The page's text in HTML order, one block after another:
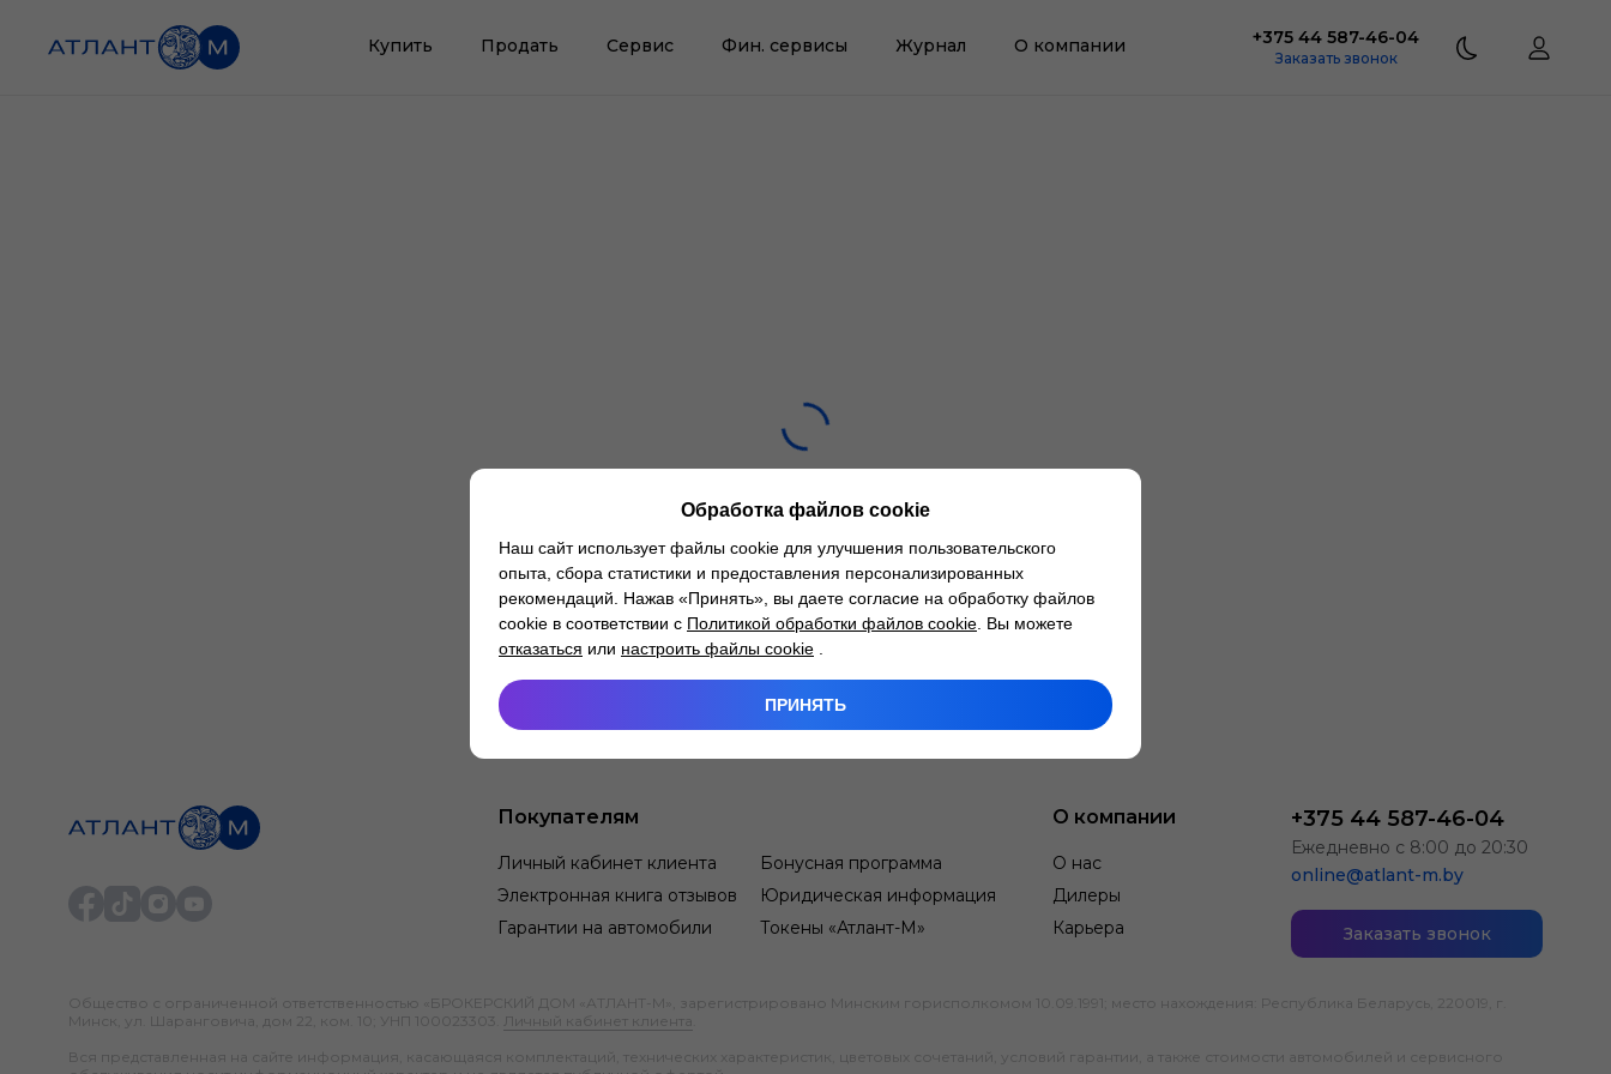
Купить Продать Сервис Фин. сервисы Журнал О компании +375 44 587-46-04
Заказать звонок
Покупателям
Личный кабинет клиента
Бонусная программа
Электронная книга отзывов
Юридическая информация
Гарантии на автомобили
Токены «Атлант-М»
О компании
О нас
Дилеры
Карьера
+375 44 587-46-04
Ежедневно с 8:00 до 20:30
online@atlant-m.by
Заказать звонок
Общество с ограниченной ответственностью «БРОКЕРСКИЙ ДОМ «АТЛАНТ-М», зарегистрировано Минским горисполкомом 10.09.1991; место нахождения: Республика Беларусь, 220019, г.
Минск, ул. Шаранговича, дом 22, ком. 10; УНП 100023303.
Личный кабинет клиента
Вся представленная на сайте информация, касающаяся комплектаций, технических характеристик, цветовых сочетаний, условий гарантии, а также стоимости автомобилей и сервисного
Обработка файлов cookie
Наш сайт использует файлы cookie для улучшения пользовательского
опыта, сбора статистики и предоставления персонализированных
рекомендаций. Нажав «Принять», вы даете согласие на обработку файлов
cookie в соответствии с Политикой обработки файлов cookie . Вы можете
отказаться или настроить файлы cookie
ПРИНЯТЬ